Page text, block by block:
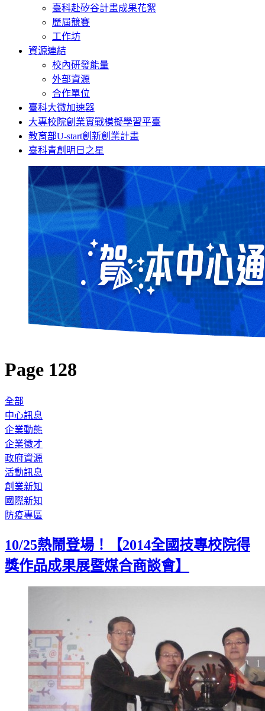
臺科赴矽谷計畫成果花絮
歷屆競賽
工作坊
資源連結
校內研發能量
外部資源
合作單位
臺科大微加速器
大專校院創業實戰模擬學習平臺
教育部U-start創新創業計畫
臺科青創明日之星
Page 128
全部
中心訊息
企業動態
企業徵才
政府資源
活動訊息
創業新知
國際新知
防疫專區
10/25熱鬧登場！【2014全國技專校院得
獎作品成果展暨媒合商談會】